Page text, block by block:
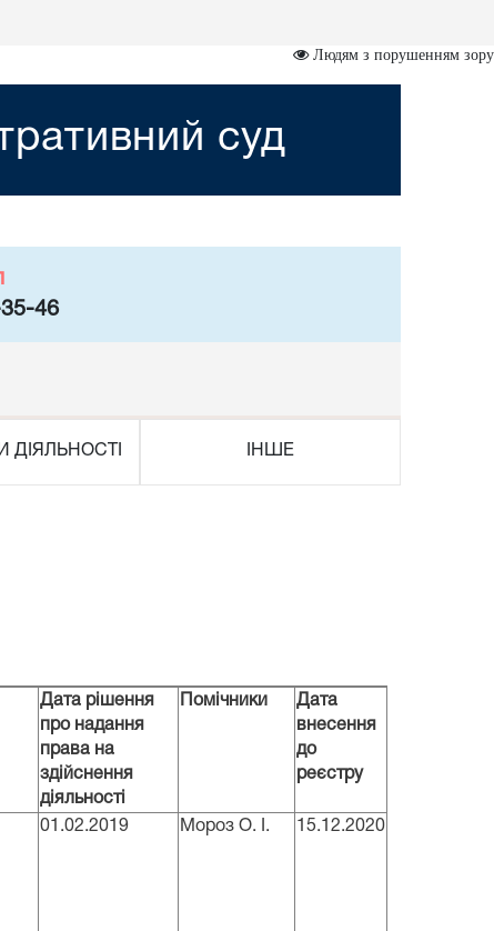
Людям з порушенням зору
суд
46
ДІЯЛЬНОСТІ ІНШЕ
Дата рішення
про надання
права на
здійснення
діяльності
Помічники
Дата
внесення
до
реєстру
01.02.2019 Мороз О. І. 15.12.2020